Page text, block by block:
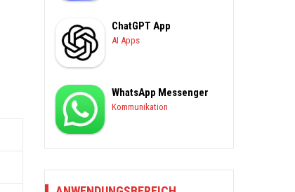
ChatGPT App
AI Apps
WhatsApp Messenger
Kommunikation